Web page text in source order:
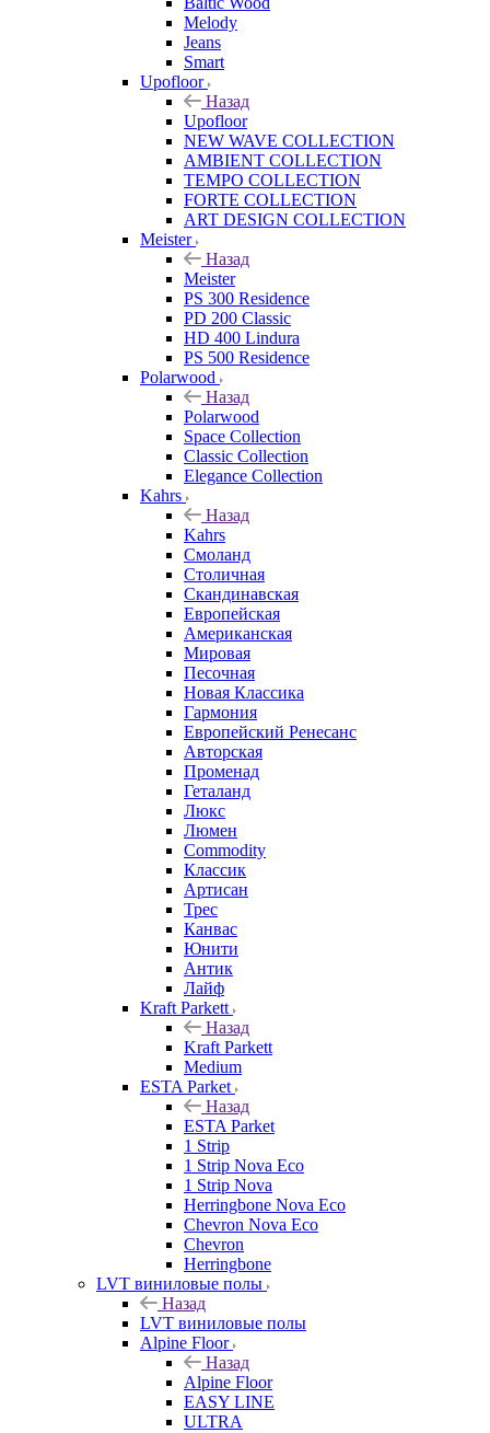
Melody
Jeans
Smart
Upofloor
Назад
Upofloor
NEW WAVE COLLECTION
AMBIENT COLLECTION
TEMPO COLLECTION
FORTE COLLECTION
ART DESIGN COLLECTION
Meister
Назад
Meister
PS 300 Residence
PD 200 Classic
HD 400 Lindura
PS 500 Residence
Polarwood
Назад
Polarwood
Space Collection
Classic Collection
Elegance Collection
Kahrs
Назад
Kahrs
Смоланд
Столичная
Скандинавская
Европейская
Американская
Мировая
Песочная
Новая Классика
Гармония
Европейский Ренесанс
Авторская
Променад
Геталанд
Люкс
Люмен
Commodity
Классик
Артисан
Трес
Канвас
Юнити
Антик
Лайф
Kraft Parkett
Назад
Kraft Parkett
Medium
ESTA Parket
Назад
ESTA Parket
1 Strip
1 Strip Nova Eco
1 Strip Nova
Herringbone Nova Eco
Chevron Nova Eco
Chevron
Herringbone
LVT виниловые полы
Назад
LVT виниловые полы
Alpine Floor
Назад
Alpine Floor
EASY LINE
ULTRA